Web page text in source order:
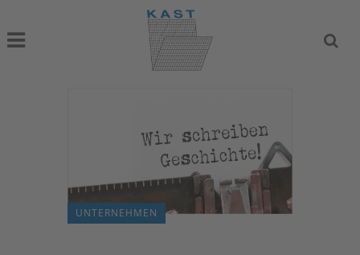
UNTERNEHMEN